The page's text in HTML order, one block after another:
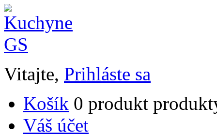
Vitajte, Prihláste sa
Košík 0 produkt
Váš účet